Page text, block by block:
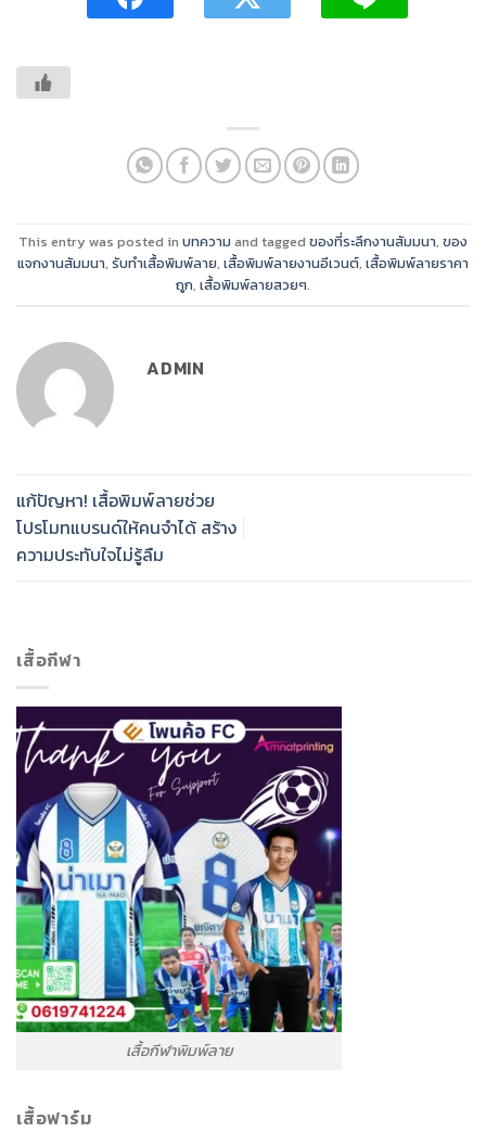
This entry was posted in บทความ and tagged ของที่ระลึกงานสัมมนา, ของ
แจกงานสัมมนา, รับทำเสื้อพิมพ์ลาย, เสื้อพิมพ์ลายงานอีเวนต์, เสื้อพิมพ์ลายราคา
ถูก, เสื้อพิมพ์ลายสวยๆ.
ADMIN
แก้ปัญหา! เสื้อพิมพ์ลายช่วย
โปรโมทแบรนด์ให้คนจำได้ สร้าง
ความประทับใจไม่รู้ลืม
เสื้อกีฬา
เสื้อกีฬาพิมพ์ลาย
เสื้อฟาร์ม